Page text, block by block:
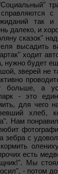
так
далеко, и
сказок"
высадить
ходит
нужно будет
зверей не
больше, а
- это
для чего
хлеб,
Нам
зебра с
есть
Мы
- потом